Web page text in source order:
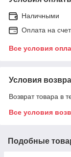
Наличными
Оплата на
Все условия
Условия
Возврат товара в
Все условия
Подобные